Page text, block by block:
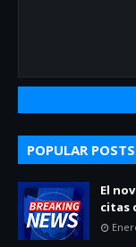
POPULAR POSTS
El
citas